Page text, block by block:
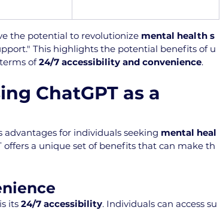
the potential to revolutionize mental health s
This highlights the potential benefits of u
terms of 24/7 accessibility and convenience.
ChatGPT as a
advantages for individuals seeking mental heal
offers a unique set of benefits that can make th
its 24/7 accessibility. Individuals can access su